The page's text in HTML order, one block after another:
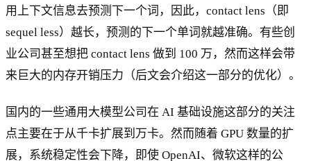
用上下文信息去预测下一个词，因此，contact lens（即
sequel less）越长，预测的下一个单词就越准确。有些创
业公司甚至想把 contact lens 做到 100 万，然而这样会带
来巨大的内存开销压力（后文会介绍这一部分的优化）。
国内的一些通用大模型公司在 AI 基础设施这部分的关注
点主要在于从千卡扩展到万卡。然而随着 GPU 数量的扩
展，系统稳定性会下降，即使 OpenAI、微软这样的公